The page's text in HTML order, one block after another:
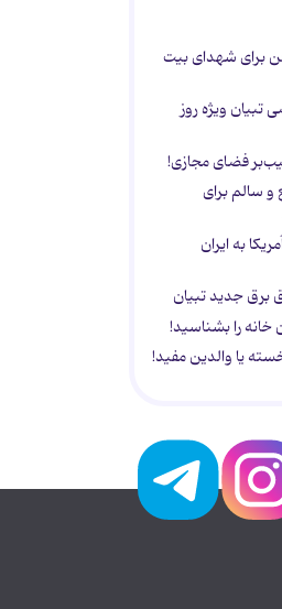
برای شهدای بیت
ویژه روز
فضای مجازی!
و سالم برای
به ایران
برق جدید تبیان
خانه را بشناسید!
یا والدین مفید!